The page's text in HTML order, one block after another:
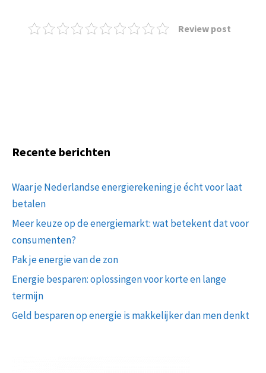
Review post
Recente berichten
Waar je Nederlandse energierekening je écht voor laat
betalen
Meer keuze op de energiemarkt: wat betekent dat voor
consumenten?
Pak je energie van de zon
Energie besparen: oplossingen voor korte en lange
termijn
Geld besparen op energie is makkelijker dan men denkt